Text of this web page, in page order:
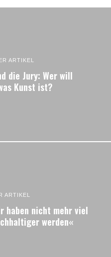
ARTIKEL
die Jury: Wer will
Kunst ist?
ARTIKEL
haben nicht mehr viel
werden«